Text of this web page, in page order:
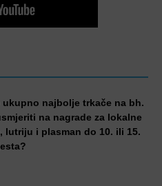
najbolje trkače na bh.
na nagrade za lokalne
lutriju i plasman do 10. ili 15.